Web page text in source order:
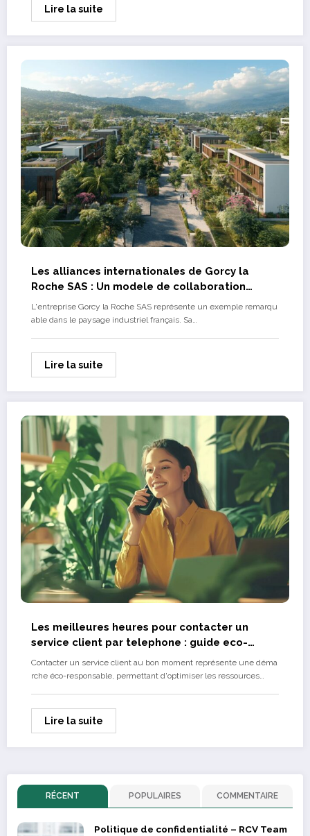
Lire la suite
Les alliances internationales de Gorcy la
Roche SAS : Un modele de collaboration
industrielle
L'entreprise Gorcy la Roche SAS représente un exemple remarqu
able dans le paysage industriel français. Sa…
Lire la suite
Les meilleures heures pour contacter un
service client par telephone : guide eco-
responsable
Contacter un service client au bon moment représente une déma
rche éco-responsable, permettant d'optimiser les ressources…
Lire la suite
RÉCENT POPULAIRES COMMENTAIRE
Politique de confidentialité – RCV Team